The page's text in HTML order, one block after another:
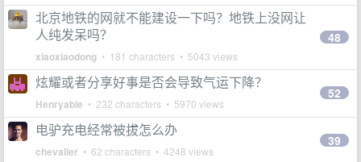
北京地铁的网就不能建设一下吗？地铁上没网让
人纯发呆吗？
xiaoxiaodong • 181 characters • 5043 views
48
炫耀或者分享好事是否会导致气运下降？
Henryable • 232 characters • 5970 views
52
电驴充电经常被拔怎么办
chevalier • 62 characters • 4248 views
39